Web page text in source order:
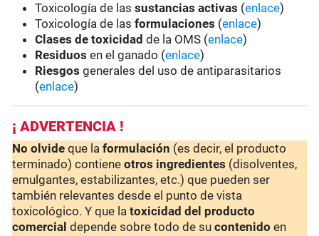
Toxicología de lassustancias activas (enlace)
Toxicología de lasformulaciones (enlace)
Clases de toxicidad de la OMS (enlace)
Residuos en el ganado (enlace)
Riesgos generales del uso de antiparasitarios
(enlace)
¡ ADVERTENCIA !
No olvide que laformulación (es decir, el producto
terminado) contieneotros ingredientes (disolventes,
emulgantes, estabilizantes, etc.) que pueden ser
también relevantes desde el punto de vista
toxicológico. Y que latoxicidad del producto
comercial depende sobre todo de sucontenido en